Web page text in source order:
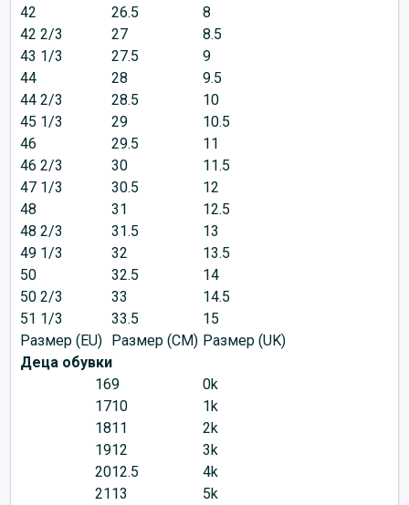
42
26.5
8
42 2/3
27
8.5
43 1/3
27.5
9
44
28
9.5
44 2/3
28.5
10
45 1/3
29
10.5
46
29.5
11
46 2/3
30
11.5
47 1/3
30.5
12
48
31
12.5
48 2/3
31.5
13
49 1/3
32
13.5
50
32.5
14
50 2/3
33
14.5
51 1/3
33.5
15
Размер (EU) Размер (CM) Размер (UK)
Деца обувки
169
0k
1710
1k
1811
2k
1912
3k
2012.5
4k
2113
5k